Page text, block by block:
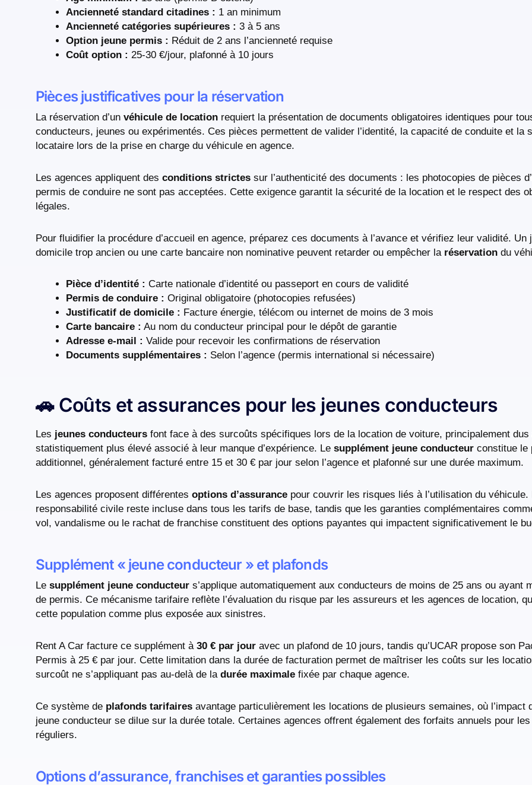
Ancienneté standard citadines : 1 an minimum
Ancienneté catégories supérieures : 3 à 5 ans
Option jeune permis : Réduit de 2 ans l’ancienneté requise
Coût option : 25-30 €/jour, plafonné à 10 jours
Pièces justificatives pour la réservation
La réservation d’un véhicule de location requiert la présentation de documents obligatoires identiques pour
conducteurs, jeunes ou expérimentés. Ces pièces permettent de valider l’identité, la capacité de conduite et la
locataire lors de la prise en charge du véhicule en agence.
Les agences appliquent des conditions strictes sur l’authenticité des documents : les photocopies de pièces
permis de conduire ne sont pas acceptées. Cette exigence garantit la sécurité de la location et le respect des
légales.
Pour fluidifier la procédure d’accueil en agence, préparez ces documents à l’avance et vérifiez leur validité. Un
domicile trop ancien ou une carte bancaire non nominative peuvent retarder ou empêcher la réservation du
Pièce d’identité : Carte nationale d’identité ou passeport en cours de validité
Permis de conduire : Original obligatoire (photocopies refusées)
Justificatif de domicile : Facture énergie, télécom ou internet de moins de 3 mois
Carte bancaire : Au nom du conducteur principal pour le dépôt de garantie
Adresse e-mail : Valide pour recevoir les confirmations de réservation
Documents supplémentaires : Selon l’agence (permis international si nécessaire)
🚗 Coûts et assurances pour les jeunes conducteurs
Les jeunes conducteurs font face à des surcoûts spécifiques lors de la location de voiture, principalement dus
statistiquement plus élevé associé à leur manque d’expérience. Le supplément jeune conducteur constitue le
additionnel, généralement facturé entre 15 et 30 € par jour selon l’agence et plafonné sur une durée maximum.
Les agences proposent différentes options d’assurance pour couvrir les risques liés à l’utilisation du véhicule.
responsabilité civile reste incluse dans tous les tarifs de base, tandis que les garanties complémentaires
vol, vandalisme ou le rachat de franchise constituent des options payantes qui impactent significativement le
Supplément « jeune conducteur » et plafonds
Le supplément jeune conducteur s’applique automatiquement aux conducteurs de moins de 25 ans ou ayant
de permis. Ce mécanisme tarifaire reflète l’évaluation du risque par les assureurs et les agences de location,
cette population comme plus exposée aux sinistres.
Rent A Car facture ce supplément à 30 € par jour avec un plafond de 10 jours, tandis qu’UCAR propose son
Permis à 25 € par jour. Cette limitation dans la durée de facturation permet de maîtriser les coûts sur les
surcoût ne s’appliquant pas au-delà de la durée maximale fixée par chaque agence.
Ce système de plafonds tarifaires avantage particulièrement les locations de plusieurs semaines, où l’impact
jeune conducteur se dilue sur la durée totale. Certaines agences offrent également des forfaits annuels pour
réguliers.
Options d’assurance, franchises et garanties possibles